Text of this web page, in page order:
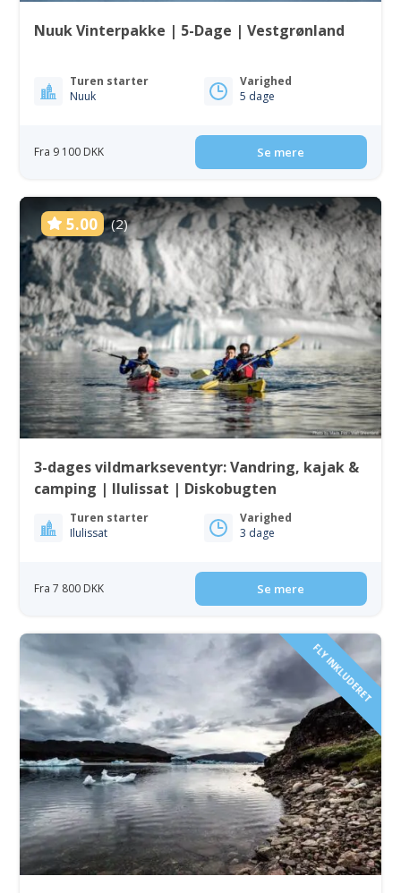
Nuuk Vinterpakke | 5-Dage | Vestgrønland
Turen starter
Nuuk
Varighed
5 dage
Fra 9 100 DKK Se mere
5.00 (2)
3-dages vildmarkseventyr: Vandring, kajak &
camping | Ilulissat | Diskobugten
Turen starter
Ilulissat
Varighed
3 dage
Fra 7 800 DKK Se mere
FLY INKLUDERET